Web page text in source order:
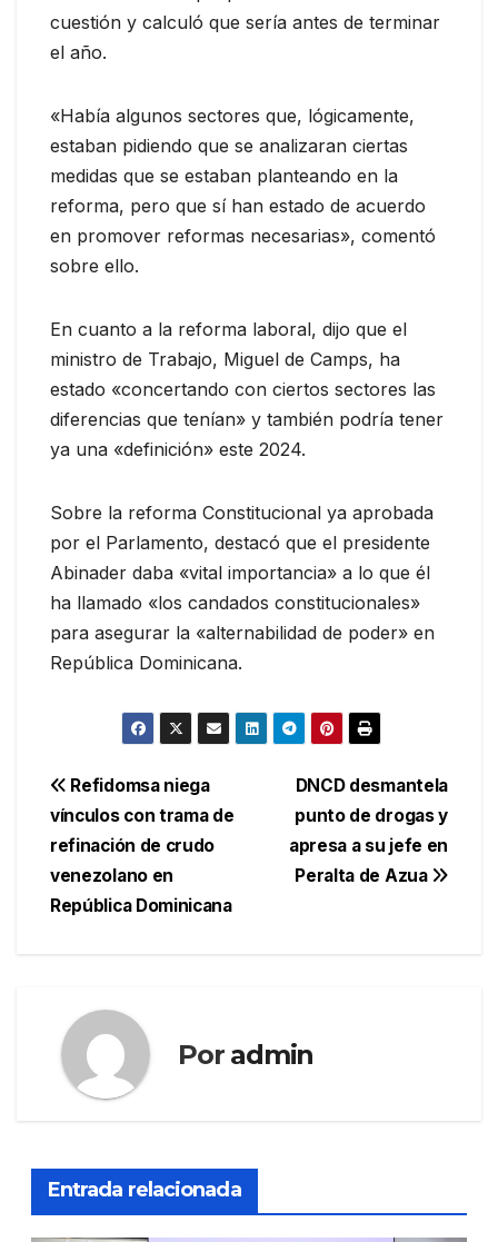
cuestión y calculó que sería antes de terminar
el año.
«Había algunos sectores que, lógicamente,
estaban pidiendo que se analizaran ciertas
medidas que se estaban planteando en la
reforma, pero que sí han estado de acuerdo
en promover reformas necesarias», comentó
sobre ello.
En cuanto a la reforma laboral, dijo que el
ministro de Trabajo, Miguel de Camps, ha
estado «concertando con ciertos sectores las
diferencias que tenían» y también podría tener
ya una «definición» este 2024.
Sobre la reforma Constitucional ya aprobada
por el Parlamento, destacó que el presidente
Abinader daba «vital importancia» a lo que él
ha llamado «los candados constitucionales»
para asegurar la «alternabilidad de poder» en
República Dominicana.
Navegación
de
entradas
DNCD desmantela
punto de drogas y
apresa a su jefe en
Peralta de Azua
Refidomsa niega
vínculos con trama de
refinación de crudo
venezolano en
República Dominicana
Por admin
Entrada relacionada